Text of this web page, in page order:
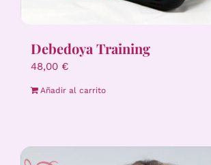
Debedoya Training
48,00 €
Añadir al carrito